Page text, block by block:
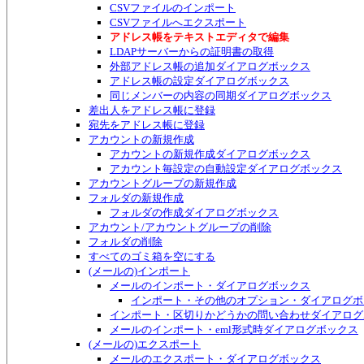
CSVファイルのインポート
CSVファイルへエクスポート
アドレス帳をテキストエディタで編集
LDAPサーバーからの証明書の取得
外部アドレス帳の追加ダイアログボックス
アドレス帳の設定ダイアログボックス
同じメンバーの内容の同期ダイアログボックス
差出人をアドレス帳に登録
宛先をアドレス帳に登録
アカウントの新規作成
アカウントの新規作成ダイアログボックス
アカウント毎設定の自動設定ダイアログボックス
アカウントグループの新規作成
フォルダの新規作成
フォルダの作成ダイアログボックス
アカウント/アカウントグループの削除
フォルダの削除
すべてのゴミ箱を空にする
(メールの)インポート
メールのインポート・ダイアログボックス
インポート・その他のオプション・ダイアログボ
インポート・区切りかどうかの問い合わせダイアログ
メールのインポート・eml形式時ダイアログボックス
(メールの)エクスポート
メールのエクスポート・ダイアログボックス